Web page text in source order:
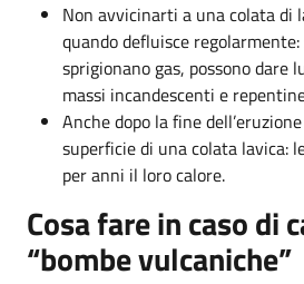
Non avvicinarti a una colata di
quando defluisce
sprigionano gas, possono dare
massi incandescenti e
Anche dopo la fine
superficie di una colata lavica:
per anni il loro calore.
Cosa fare in caso di
“bombe vulcaniche”